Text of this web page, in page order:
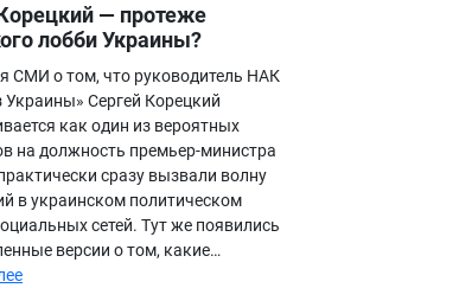
— протеже
лобби Украины?
СМИ о том, что руководитель НАК
Украины» Сергей Корецкий
как один из вероятных
на должность премьер-министра
сразу вызвали волну
в украинском политическом
сетей. Тут же появились
версии о том, какие…